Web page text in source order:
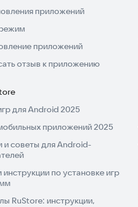
приложений
приложений
отзыв к приложению
для Android 2025
приложений 2025
и советы для Android-
по установке игр
RuStore: инструкции,